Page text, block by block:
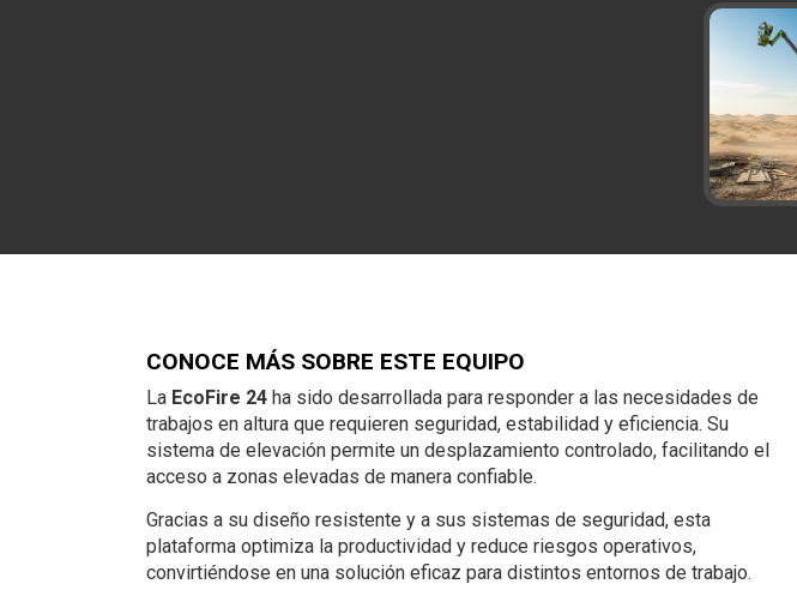
CONOCE MÁS SOBRE ESTE EQUIPO
La EcoFire 24 ha sido desarrollada para responder a las necesidades de
trabajos en altura que requieren seguridad, estabilidad y eficiencia. Su
sistema de elevación permite un desplazamiento controlado, facilitando el
acceso a zonas elevadas de manera confiable.
Gracias a su diseño resistente y a sus sistemas de seguridad, esta
plataforma optimiza la productividad y reduce riesgos operativos,
convirtiéndose en una solución eficaz para distintos entornos de trabajo.